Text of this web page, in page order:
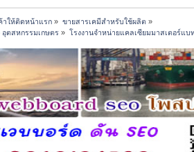
าให้ติดหน้าแรก » ขายสารเคมีสำหรับใช้ผลิต»
อุตสหกรรมเกษตร » โรงงานจำหน่ายแคลเซียมมาสเตอร์แ